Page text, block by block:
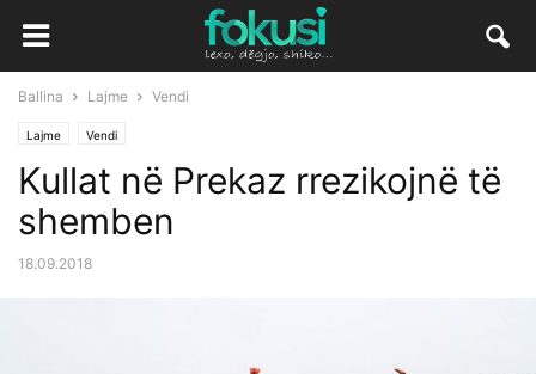
Ballina Lajme Vendi
Lajme Vendi
Kullat në Prekaz rrezikojnë të
shemben
18.09.2018